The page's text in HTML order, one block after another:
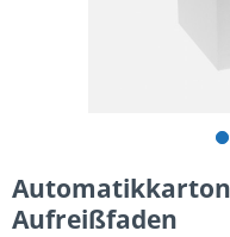
Aufreißfaden